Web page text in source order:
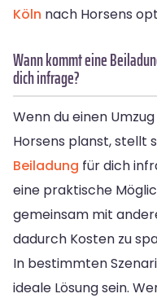
Köln nach Horsens
Wann kommt eine
dich infrage?
Wenn du einen
Horsens planst, stellt
Beiladung für dich
eine praktische
gemeinsam mit
dadurch Kosten zu
In bestimmten
ideale Lösung sein.